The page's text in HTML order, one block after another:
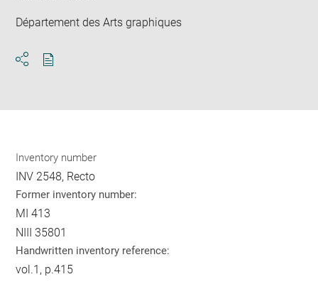
Département des Arts graphiques
Inventory number
INV 2548, Recto
Former inventory number:
MI 413
NIII 35801
Handwritten inventory reference:
vol.1, p.415